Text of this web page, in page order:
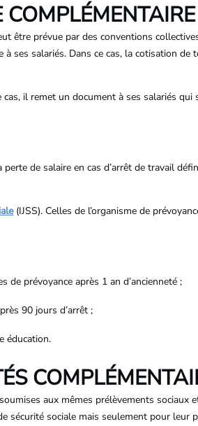
COMPLÉMENTAIRE
être prévue par des conventions
ses salariés. Dans ce cas, la cotisation de
il remet un document à ses salariés
de salaire en cas d’arrêt de travail
(IJSS). Celles de l’organisme de
de prévoyance après 1 an d’ancienneté ;
90 jours d’arrêt ;
éducation.
aux mêmes prélèvements sociaux
sécurité sociale mais seulement pour leur